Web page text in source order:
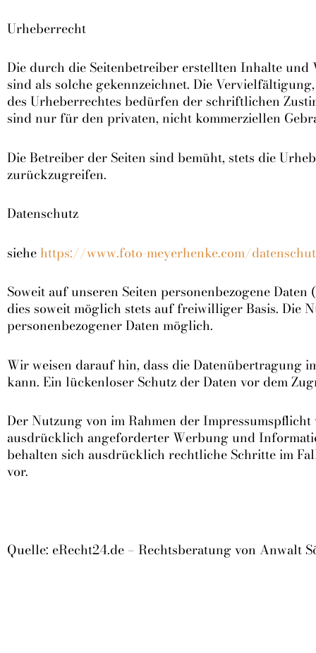
Urheberrecht
Die durch die Seitenbetreiber erstellten Inhalte
sind als solche gekennzeichnet. Die
des Urheberrechtes bedürfen der schriftlichen
sind nur für den privaten, nicht kommerziellen
Die Betreiber der Seiten sind bemüht, stets die
zurückzugreifen.
Datenschutz
siehe https://www.foto-meyerhenke.com/
Soweit auf unseren Seiten personenbezogene
dies soweit möglich stets auf freiwilliger Basis. Die
personenbezogener Daten möglich.
Wir weisen darauf hin, dass die Datenübertragung
kann. Ein lückenloser Schutz der Daten vor dem
Der Nutzung von im Rahmen der
ausdrücklich angeforderter Werbung und
behalten sich ausdrücklich rechtliche Schritte im
vor.
Quelle: eRecht24.de – Rechtsberatung von Anwalt